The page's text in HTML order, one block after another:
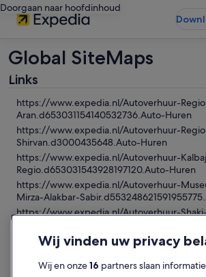
Doorgaan naar hoofdinhoud
Global SiteMaps
Links
https://www.expedia.nl/Autoverhuur-
Aran.d653031154140532736.Auto-Huren
https://www.expedia.nl/Autoverhuur-
Shirvan.d3000435648.Auto-Huren
https://www.expedia.nl/Autoverhuur-
Regio.d653031543928197120.Auto-Huren
https://www.expedia.nl/Autoverhuur-
Mirza-Alakbar-
https://www.expedia.nl/Autoverhuur-
https://www.expedia.nl/Autoverhuur-
Regio.d653030024471859200.Auto-Huren
https://www.expedia.nl/Autoverhuur-
Wij vinden uw privacy
Wij en onze16 partners slaan